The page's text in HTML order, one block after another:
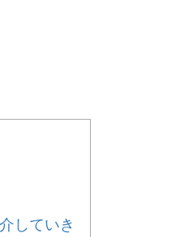
していき